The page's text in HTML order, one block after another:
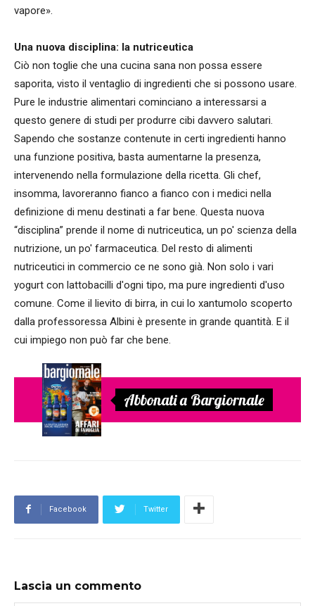
vapore».
Una nuova disciplina: la nutriceutica
Ciò non toglie che una cucina sana non possa essere
saporita, visto il ventaglio di ingredienti che si possono usare.
Pure le industrie alimentari cominciano a interessarsi a
questo genere di studi per produrre cibi davvero salutari.
Sapendo che sostanze contenute in certi ingredienti hanno
una funzione positiva, basta aumentarne la presenza,
intervenendo nella formulazione della ricetta. Gli chef,
insomma, lavoreranno fianco a fianco con i medici nella
definizione di menu destinati a far bene. Questa nuova
“disciplina” prende il nome di nutriceutica, un po' scienza della
nutrizione, un po' farmaceutica. Del resto di alimenti
nutriceutici in commercio ce ne sono già. Non solo i vari
yogurt con lattobacilli d'ogni tipo, ma pure ingredienti d'uso
comune. Come il lievito di birra, in cui lo xantumolo scoperto
dalla professoressa Albini è presente in grande quantità. E il
cui impiego non può far che bene.
Abbonati a Bargiornale
Facebook Twitter
Lascia un commento